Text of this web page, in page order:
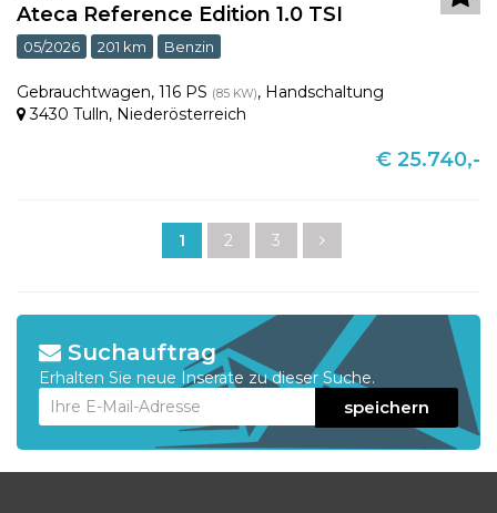
Ateca Reference Edition 1.0 TSI
05/2026 201 km Benzin
Gebrauchtwagen, 116 PS (85 KW), Handschaltung
3430 Tulln, Niederösterreich
€ 25.740,-
1 2 3
Suchauftrag
Erhalten Sie neue Inserate zu dieser Suche.
speichern